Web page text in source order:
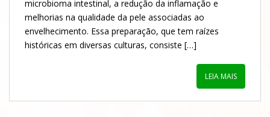
microbioma intestinal, a redução da inflamação e
melhorias na qualidade da pele associadas ao
envelhecimento. Essa preparação, que tem raízes
históricas em diversas culturas, consiste […]
LEIA MAIS